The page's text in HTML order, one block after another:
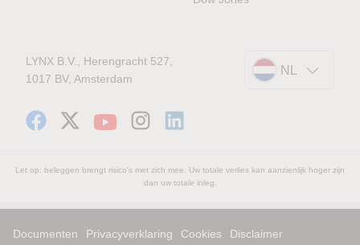
LYNX B.V., Herengracht 527,
1017 BV, Amsterdam
NL
Let op: beleggen brengt risico's met zich mee. Uw totale verlies kan aanzienlijk hoger zijn
dan uw totale inleg.
Documenten Privacyverklaring Cookies
Disclaimer